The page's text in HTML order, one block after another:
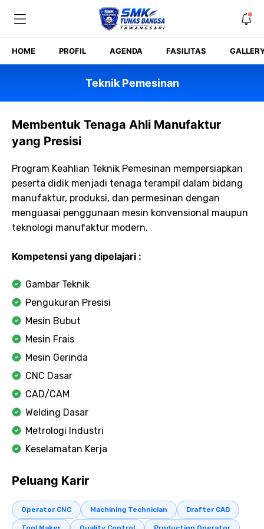
HOME PROFIL AGENDA FASILITAS
Teknik Pemesinan
Membentuk Tenaga Ahli Manufaktur
yang Presisi
Program Keahlian Teknik Pemesinan mempersiapkan
peserta didik menjadi tenaga terampil dalam bidang
manufaktur, produksi, dan permesinan dengan
menguasai penggunaan mesin konvensional maupun
teknologi manufaktur modern.
Kompetensi yang dipelajari :
Gambar Teknik
Pengukuran Presisi
Mesin Bubut
Mesin Frais
Mesin Gerinda
CNC Dasar
CAD/CAM
Welding Dasar
Metrologi Industri
Keselamatan Kerja
Peluang Karir
Operator CNC Machining Technician Drafter CAD